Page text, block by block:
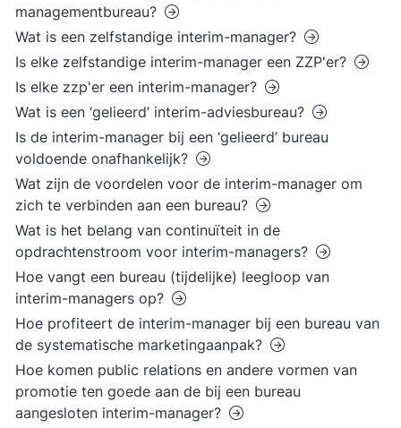
managementbureau?
Wat is een zelfstandige interim-manager?
Is elke zelfstandige interim-manager een ZZP'er?
Is elke zzp'er een interim-manager?
Wat is een ‘gelieerd’ interim-adviesbureau?
Is de interim-manager bij een ‘gelieerd’ bureau
voldoende onafhankelijk?
Wat zijn de voordelen voor de interim-manager om
zich te verbinden aan een bureau?
Wat is het belang van continuïteit in de
opdrachtenstroom voor interim-managers?
Hoe vangt een bureau (tijdelijke) leegloop van
interim-managers op?
Hoe profiteert de interim-manager bij een bureau van
de systematische marketingaanpak?
Hoe komen public relations en andere vormen van
promotie ten goede aan de bij een bureau
aangesloten interim-manager?